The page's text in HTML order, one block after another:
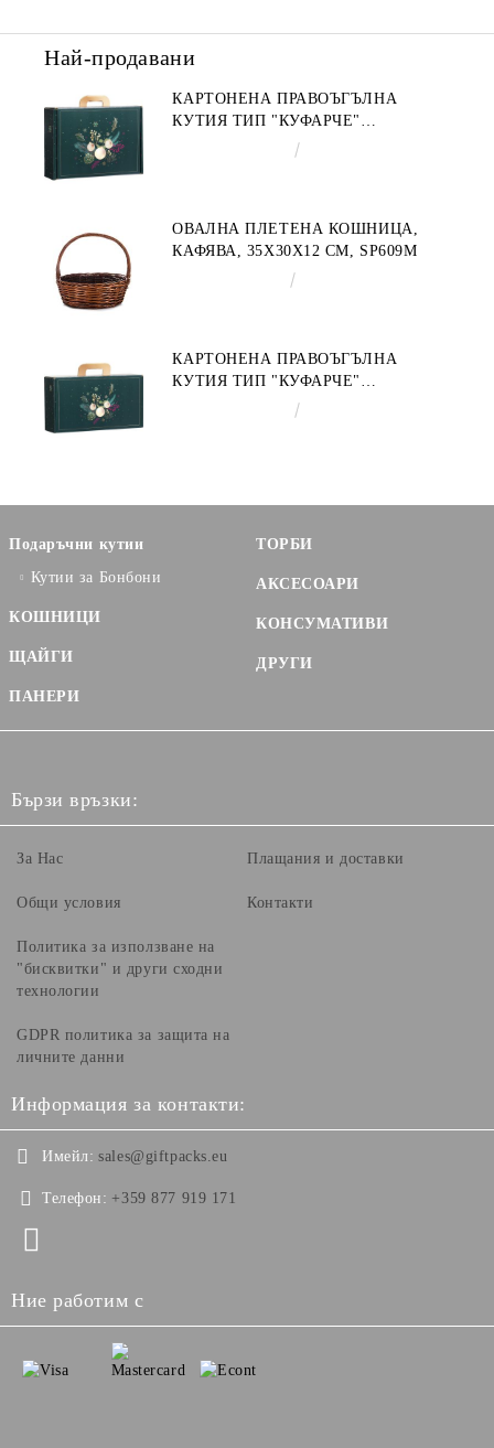
Най-продавани
КАРТОНЕНА ПРАВОЪГЪЛНА
КУТИЯ ТИП "КУФАРЧЕ"
ENCHANTED NATURE, ЗЕЛЕНО/
ОВАЛНА ПЛЕТЕНА КОШНИЦА,
КАФЯВА, 35X30X12 СМ, SP609M
КАРТОНЕНА ПРАВОЪГЪЛНА
КУТИЯ ТИП "КУФАРЧЕ"
ENCHANTED NATURE, ЗЕЛЕНО/
Подаръчни кутии
Кутии за Бонбони
КОШНИЦИ
ЩАЙГИ
ПАНЕРИ
ТОРБИ
АКСЕСОАРИ
КОНСУМАТИВИ
ДРУГИ
Бързи връзки:
За Нас
Общи условия
Политика за използване на
"бисквитки" и други сходни
технологии
GDPR политика за защита на
личните данни
Плащания и доставки
Контакти
Информация за контакти:
Имейл: sales@giftpacks.eu
Телефон: +359 877 919 171
Ние работим с